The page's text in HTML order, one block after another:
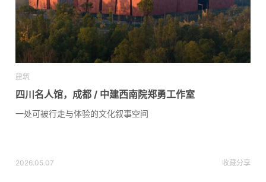
建筑
四川名人馆，成都 / 中建西南院郑勇工作室
一处可被行走与体验的文化叙事空间
2026.05.07 收藏分享